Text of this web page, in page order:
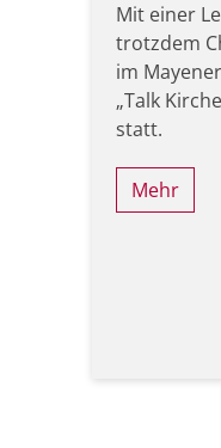
Mit einer
trotzdem
im
„Talk
statt.
Mehr